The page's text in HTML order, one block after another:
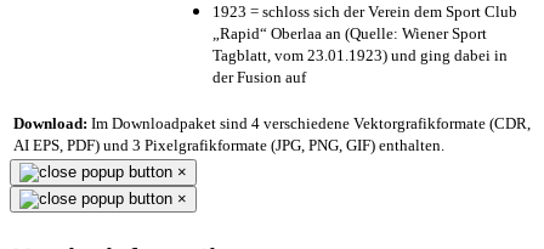
1923 = schloss sich der Verein dem Sport Club
„Rapid“ Oberlaa an (Quelle: Wiener Sport
Tagblatt, vom 23.01.1923) und ging dabei in
der Fusion auf
Download: Im Downloadpaket sind 4 verschiedene Vektorgrafikformate (CDR,
AI EPS, PDF) und 3 Pixelgrafikformate (JPG, PNG, GIF) enthalten.
×
×